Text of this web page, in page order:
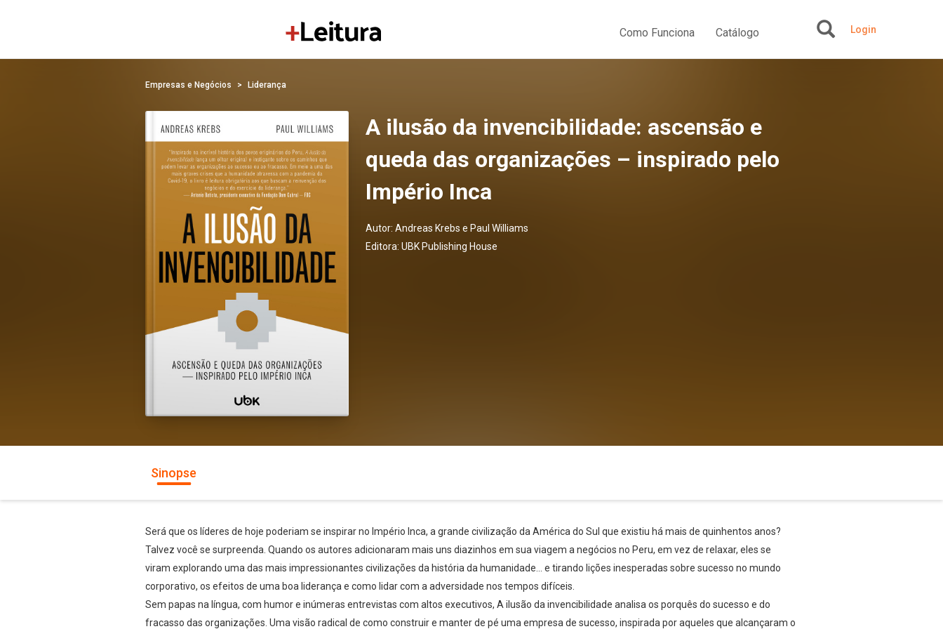
Como Funciona Catálogo Login
Empresas e Negócios Liderança
A ilusão da invencibilidade: ascensão e
queda das organizações – inspirado pelo
Império Inca
Autor: Andreas Krebs e Paul Williams
Editora: UBK Publishing House
Sinopse
Será que os líderes de hoje poderiam se inspirar no Império Inca, a grande civilização da América do Sul que existiu há mais de quinhentos anos?
Talvez você se surpreenda. Quando os autores adicionaram mais uns diazinhos em sua viagem a negócios no Peru, em vez de relaxar, eles se
viram explorando uma das mais impressionantes civilizações da história da humanidade... e tirando lições inesperadas sobre sucesso no mundo
corporativo, os efeitos de uma boa liderança e como lidar com a adversidade nos tempos difíceis.
Sem papas na língua, com humor e inúmeras entrevistas com altos executivos, A ilusão da invencibilidade analisa os porquês do sucesso e do
fracasso das organizações. Uma visão radical de como construir e manter de pé uma empresa de sucesso, inspirada por aqueles que alcançaram o